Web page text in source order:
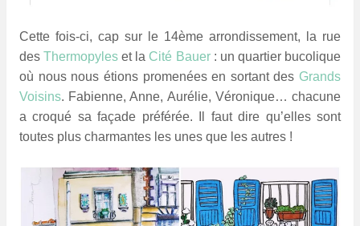
Cette fois-ci, cap sur le 14ème arrondissement, la rue
desThermopyles et la Cité Bauer: un quartier bucolique
où nous nous étions promenées en sortant des Grands
Voisins. Fabienne, Anne, Aurélie, Véronique… chacune
a croqué sa façade préférée. Il faut dire qu’elles sont
toutes plus charmantes les unes que les autres !